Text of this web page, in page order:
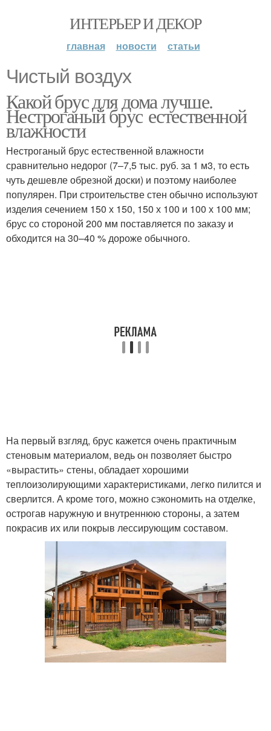
ИНТЕРЬЕР И ДЕКОР
главная новости статьи
Чистый воздух
Какой брус для дома лучше.
Нестроганый брус естественной
влажности
Нестроганый брус естественной влажности
сравнительно недорог (7–7,5 тыс. руб. за 1 м3, то есть
чуть дешевле обрезной доски) и поэтому наиболее
популярен. При строительстве стен обычно используют
изделия сечением 150 х 150, 150 х 100 и 100 х 100 мм;
брус со стороной 200 мм поставляется по заказу и
обходится на 30–40 % дороже обычного.
На первый взгляд, брус кажется очень практичным
стеновым материалом, ведь он позволяет быстро
«вырастить» стены, обладает хорошими
теплоизолирующими характеристиками, легко пилится и
сверлится. А кроме того, можно сэкономить на отделке,
острогав наружную и внутреннюю стороны, а затем
покрасив их или покрыв лессирующим составом.